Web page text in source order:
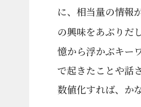
に、相当量の情報
の興味をあぶりだ
憶から浮かぶキー
で起きたことや話
数値化すれば、か